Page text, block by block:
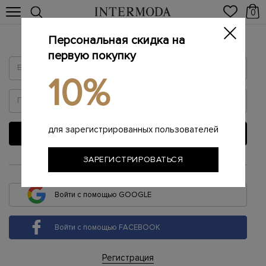
0
Войти
ВОЙТИ
или
Войти с помощью GOOGLE
Войти с помощью FACEBOOK
Регистрация
Персональная скидка на
первую покупку
10%
для зарегистрированных пользователей
ЗАРЕГИСТРИРОВАТЬСЯ